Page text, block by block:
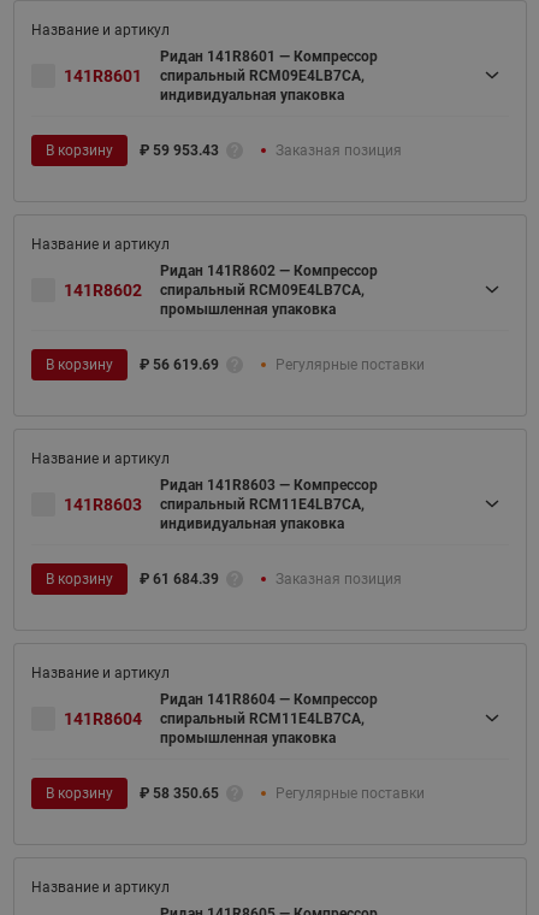
141R8601
Ридан 141R8601 — Компрессор
спиральный RCM09E4LB7CA,
индивидуальная упаковка
В корзину ₽ 59 953.43 Заказная позиция
141R8602
Ридан 141R8602 — Компрессор
спиральный RCM09E4LB7CA,
промышленная упаковка
В корзину ₽ 56 619.69 Регулярные поставки
141R8603
Ридан 141R8603 — Компрессор
спиральный RCM11E4LB7CA,
индивидуальная упаковка
В корзину ₽ 61 684.39 Заказная позиция
141R8604
Ридан 141R8604 — Компрессор
спиральный RCM11E4LB7CA,
промышленная упаковка
В корзину ₽ 58 350.65 Регулярные поставки